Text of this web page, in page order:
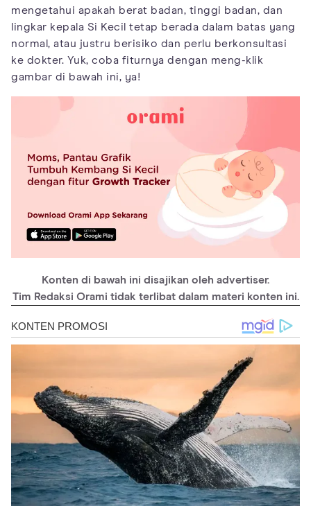
mengetahui apakah berat badan, tinggi badan, dan
lingkar kepala Si Kecil tetap berada dalam batas yang
normal, atau justru berisiko dan perlu berkonsultasi
ke dokter. Yuk, coba fiturnya dengan meng-klik
gambar di bawah ini, ya!
Konten di bawah ini disajikan oleh advertiser.
Tim Redaksi Orami tidak terlibat dalam materi konten ini.